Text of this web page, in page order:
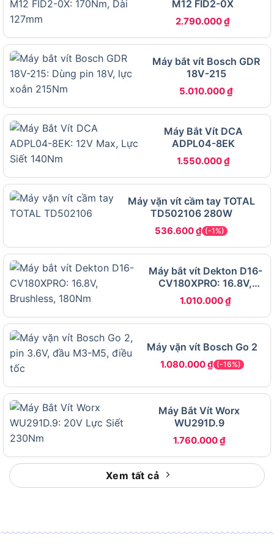
bộ thông số cần nắm trước khi đưa ra quyết định
Bảng dưới đây tổng hợp đầy đủ thông số kỹ thuật
của Makita TD090DWE, bao gồm các chỉ số về
điện áp, hiệu năng, kích thước và phụ kiện đi kèm,
thực tế:
THÔNG SỐ
CHI TIẾT
Mã sản phẩm
Thương hiệu
Makita
Điện áp pin
10.8V Li-ion
Lực siết tối đa
90 Nm
Tốc độ không
tải
0 đến 2.400 vòng/phút
Tốc độ đập
Đầu cặp
Lục giác 1/4″ (6.35mm)
Vặn ốc máy
M4 đến M8
Vặn ốc tiêu
chuẩn
Vặn ốc đàn hồi
cao
M5 đến M10
Vặn ren thô
(ren dài)
22 đến 90 mm
x R x C)
155 x 54 x 178 mm
M12 FID2-0X
2.790.000₫
Máy bắt vít Bosch GDR
18V-215
5.010.000₫
Máy Bắt Vít DCA
ADPL04-8EK
1.550.000₫
Máy vặn vít cầm tay TOTAL
TD502106 280W
536.600₫ (-1%)
Máy bắt vít Dekton D16-
CV180XPRO: 16.8V,
Brushless, 180Nm
1.010.000₫
Máy vặn vít Bosch Go 2
1.080.000₫ (-16%)
Máy Bắt Vít Worx
WU291D.9
1.760.000₫
Xem tất cả